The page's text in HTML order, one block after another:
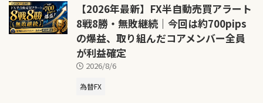
【2026年最新】FX半自動売買アラート
8戦8勝・無敗継続｜今回は約700pips
の爆益、取り組んだコアメンバー全員
が利益確定
2026/8/6
為替FX